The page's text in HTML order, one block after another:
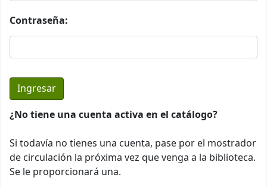
Contraseña:
¿No tiene una cuenta activa en el catálogo?
Si todavía no tienes una cuenta, pase por el mostrador
de circulación la próxima vez que venga a la biblioteca.
Se le proporcionará una.